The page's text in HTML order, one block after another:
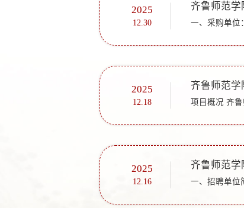
2025
12.30
齐鲁师范
2025
12.18
齐鲁师范
2025
12.16